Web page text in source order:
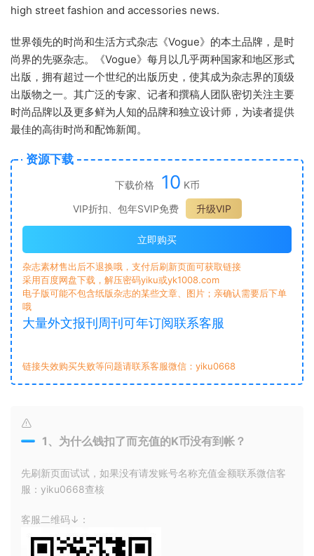
high street fashion and accessories news.
世界领先的时尚和生活方式杂志《Vogue》的本土品牌，是时
尚界的先驱杂志。《Vogue》每月以几乎两种国家和地区形式
出版，拥有超过一个世纪的出版历史，使其成为杂志界的顶级
出版物之一。其广泛的专家、记者和撰稿人团队密切关注主要
时尚品牌以及更多鲜为人知的品牌和独立设计师，为读者提供
最佳的高街时尚和配饰新闻。
资源下载
下载价格 10 K币
VIP折扣、包年SVIP免费
升级VIP
立即购买
杂志素材售出后不退换哦，支付后刷新页面可获取链接
采用百度网盘下载，解压密码yiku或yk1008.com
电子版可能不包含纸版杂志的某些文章、图片；亲确认需要后下单
哦
大量外文报刊周刊可年订阅联系客服
链接失效购买失败等问题请联系客服微信：yiku0668
1、为什么钱扣了而充值的K币没有到帐？
先刷新页面试试，如果没有请发账号名称充值金额联系微信客
服：yiku0668查核
客服二维码↓：